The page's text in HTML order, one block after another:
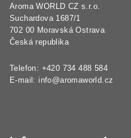
Aroma WORLD CZ s.r.o.
Suchardova 1687/1
702 00 Moravská Ostrava
Česká republika
Telefon: +420 734 488 584
E-mail: info@aromaworld.cz